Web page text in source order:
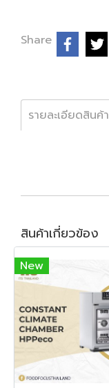
Share
รายละเอียดสินค้า
สินค้าเกี่ยวข้อง
New